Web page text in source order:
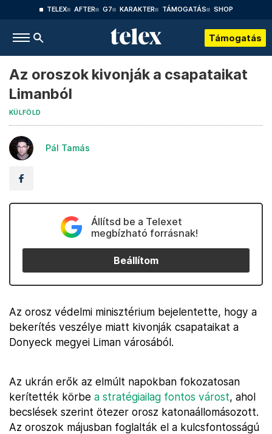
TELEX AFTER G7 KARAKTER TÁMOGATÁS SHOP
Támogatás
Az oroszok kivonják a csapataikat
Limanból
KÜLFÖLD
Pál Tamás
Állítsd be a Telexet
megbízható forrásnak!
Beállítom
Az orosz védelmi minisztérium bejelentette, hogy a
bekerítés veszélye miatt kivonják csapataikat a
Donyeck megyei Liman városából.
Az ukrán erők az elmúlt napokban fokozatosan
kerítették körbe a stratégiailag fontos várost, ahol
becslések szerint ötezer orosz katonaállomásozott.
Az oroszok májusban foglalták el a kulcsfontosságú